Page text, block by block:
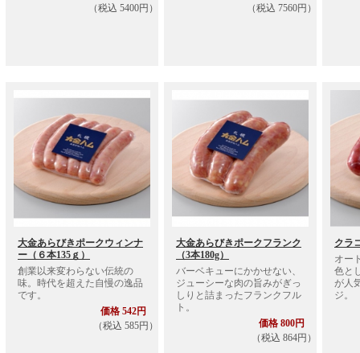
（税込 5400円） （税込 7560円）
大金あらびきポークウィンナ
ー（６本135ｇ）
創業以来変わらない伝統の
味。時代を超えた自慢の逸品
です。
価格 542円
（税込 585円）
大金あらびきポークフランク
（3本180g）
バーベキューにかかせない、
ジューシーな肉の旨みがぎっ
しりと詰まったフランクフル
ト。
価格 800円
（税込 864円）
クラ
オー
色と
が人
ジ。